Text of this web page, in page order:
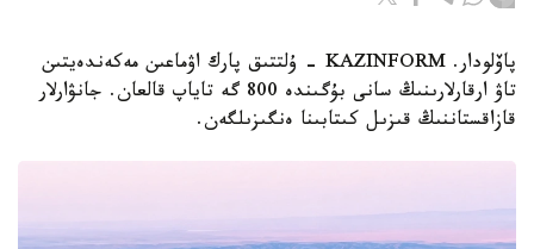
پاۆلودار. KAZINFORM - ۇلتتىق پارك اۋماعىن مەكەندەيتىن
تاۋ ارقارلارىنىڭ سانى بۇگىندە 800 گە تاياپ قالعان. جانۋارلار
قازاقستاننىڭ قىزىل كىتابىنا ەنگىزىلگەن.